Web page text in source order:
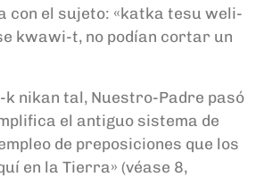
con el sujeto: «katka tesu weli-
kwawi-t, no podían cortar un
k nikan tal, Nuestro-Padre pasó
el antiguo sistema de
de preposiciones que los
en la Tierra» (véase 8,